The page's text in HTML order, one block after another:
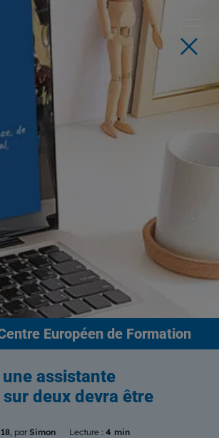
Européen de Formation
une assistante
deux devra être
, par Simon Lecture : 4 min